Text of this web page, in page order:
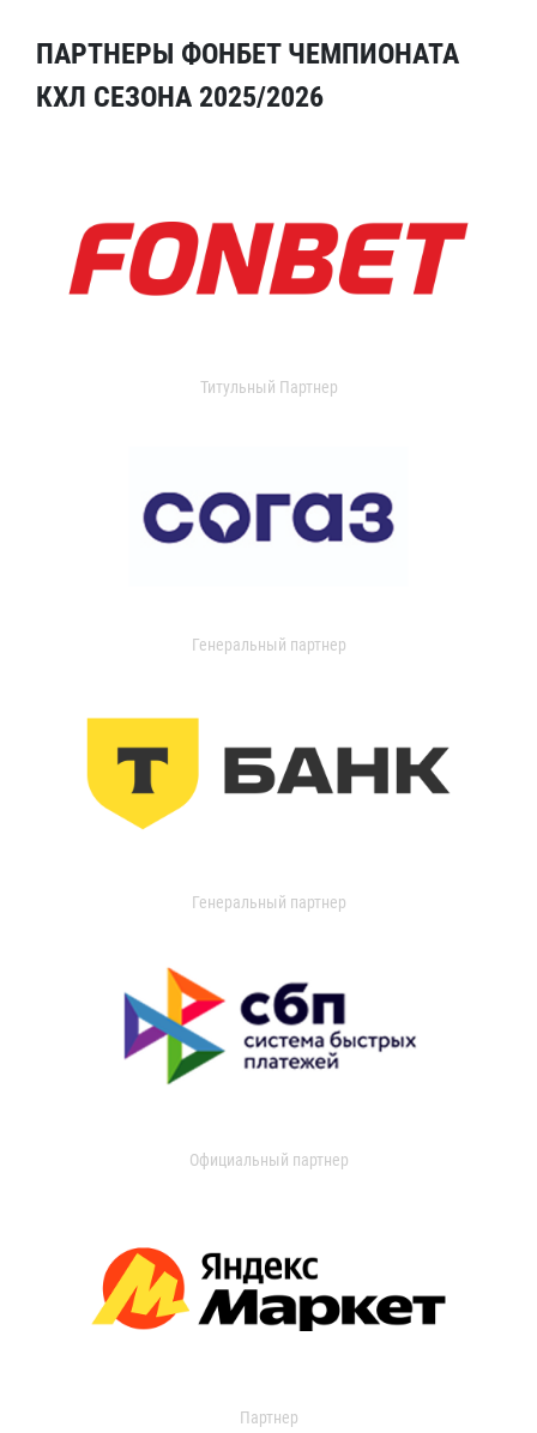
ПАРТНЕРЫ ФОНБЕТ ЧЕМПИОНАТА
КХЛ СЕЗОНА 2025/2026
Титульный Партнер
Генеральный партнер
Генеральный партнер
Официальный партнер
Партнер